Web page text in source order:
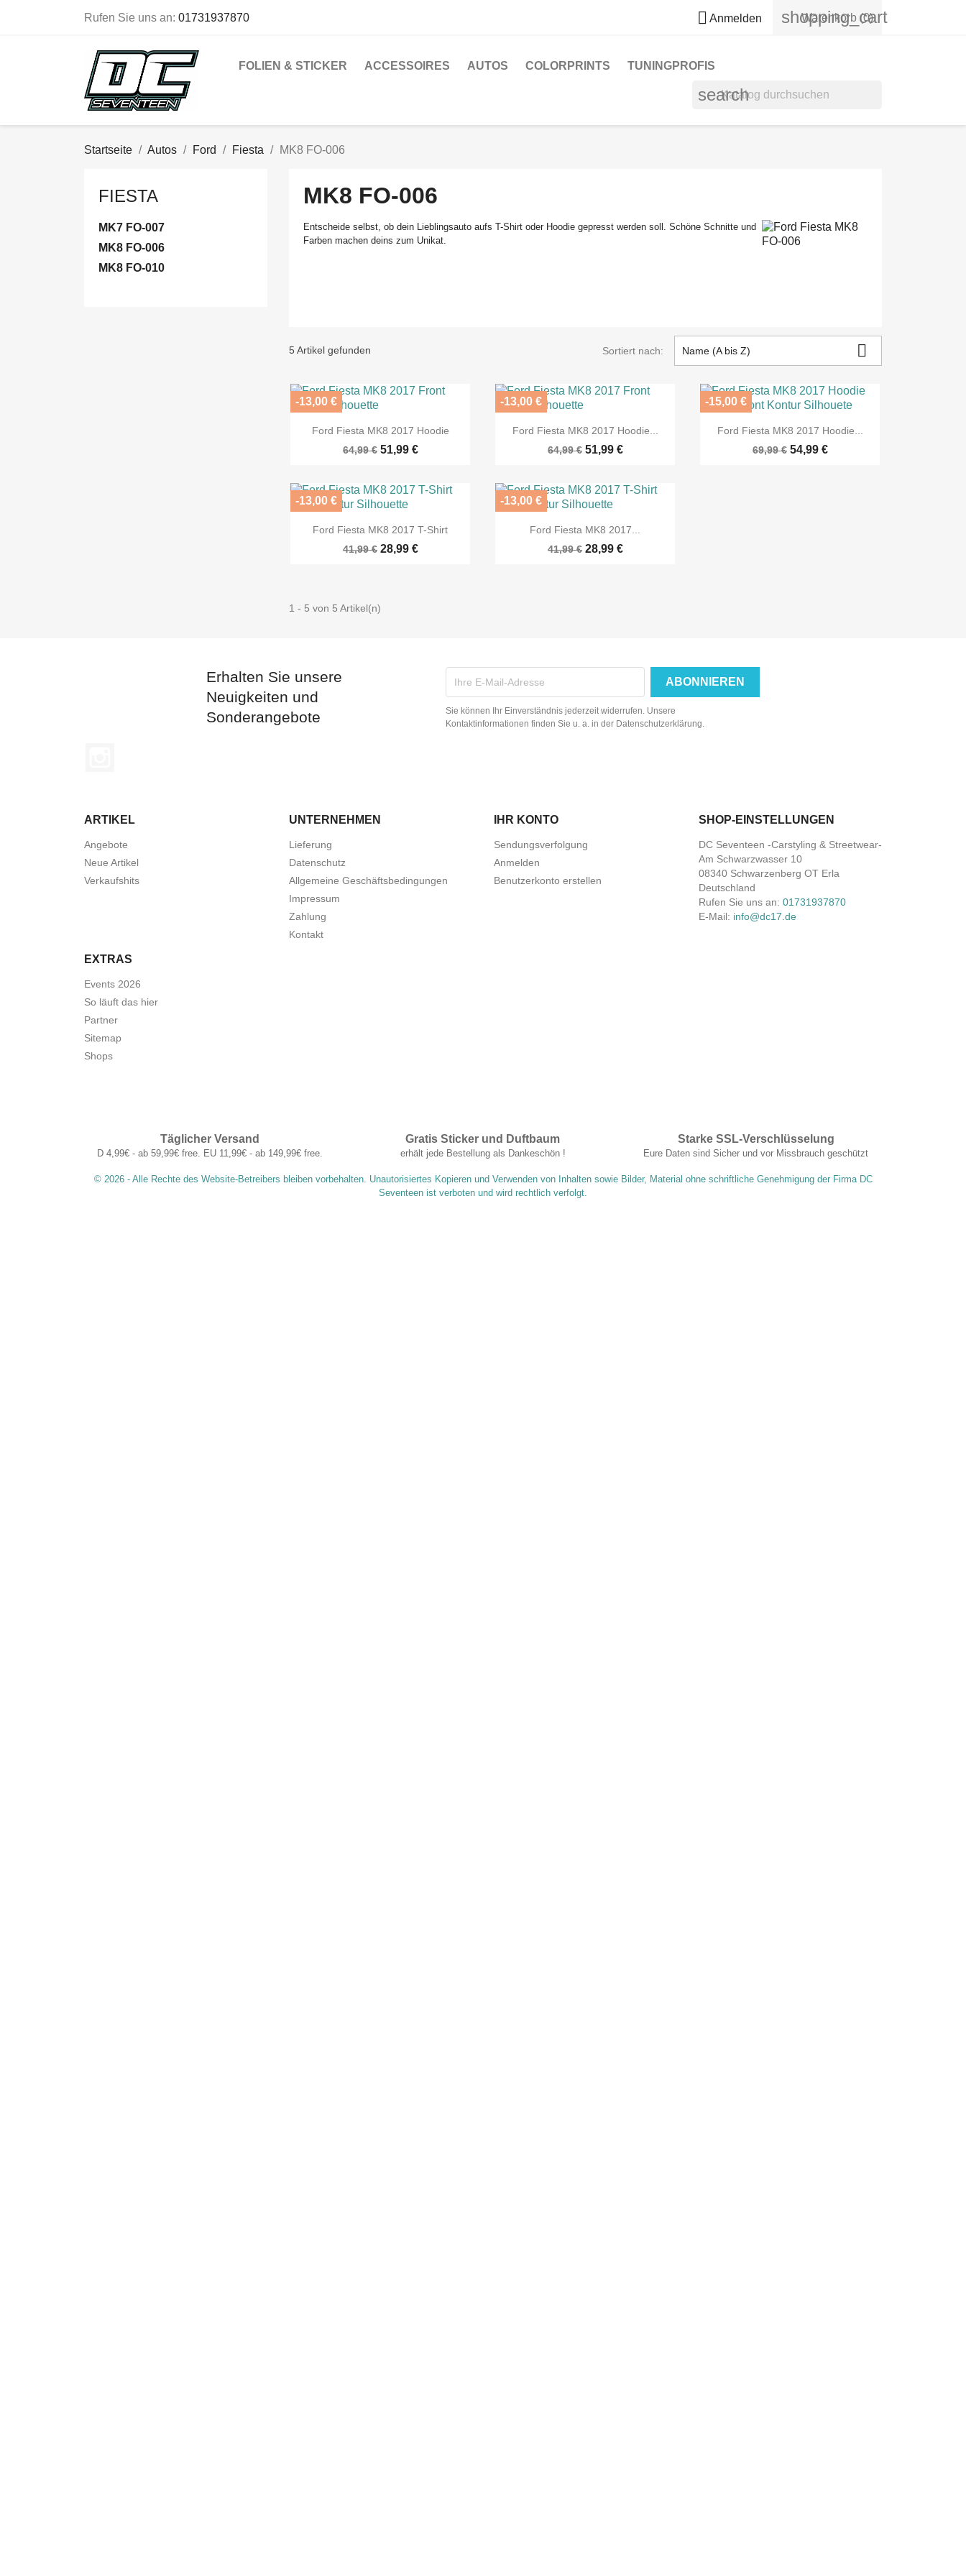
Rufen Sie uns an: 01731937870  Anmelden shopping_cart
Warenkorb (0)
FOLIEN & STICKER ACCESSOIRES AUTOS COLORPRINTS TUNINGPROFIS
search
Startseite Autos Ford Fiesta MK8 FO-006
FIESTA
MK7 FO-007
MK8 FO-006
MK8 FO-010
MK8 FO-006
Entscheide selbst, ob dein Lieblingsauto aufs T-Shirt oder Hoodie gepresst werden soll. Schöne Schnitte und
Farben machen deins zum Unikat.
5 Artikel gefunden Sortiert nach: Name (A bis Z) 
 Vorschau
Ford Fiesta MK8 2017 Hoodie
64,99 € 51,99 €
-13,00 €
 Vorschau
Ford Fiesta MK8 2017 Hoodie...
64,99 € 51,99 €
-13,00 €
 Vorschau
Ford Fiesta MK8 2017 Hoodie...
69,99 € 54,99 €
-15,00 €
 Vorschau
Ford Fiesta MK8 2017 T-Shirt
41,99 € 28,99 €
-13,00 €
 Vorschau
Ford Fiesta MK8 2017...
41,99 € 28,99 €
-13,00 €
1 - 5 von 5 Artikel(n)
Erhalten Sie unsere
Neuigkeiten und
Sonderangebote
Sie können Ihr Einverständnis jederzeit widerrufen. Unsere
Kontaktinformationen finden Sie u. a. in der Datenschutzerklärung.
ARTIKEL
Angebote
Neue Artikel
Verkaufshits
UNTERNEHMEN
Lieferung
Datenschutz
Allgemeine Geschäftsbedingungen
Impressum
Zahlung
Kontakt
EXTRAS
Events 2026
So läuft das hier
Partner
Sitemap
Shops
IHR KONTO
Sendungsverfolgung
Anmelden
Benutzerkonto erstellen
SHOP-EINSTELLUNGEN
DC Seventeen -Carstyling & Streetwear-
Am Schwarzwasser 10
08340 Schwarzenberg OT Erla
Deutschland
Rufen Sie uns an: 01731937870
E-Mail: info@dc17.de
Täglicher Versand
D 4,99€ - ab 59,99€ free. EU 11,99€ - ab 149,99€ free.
Gratis Sticker und Duftbaum
erhält jede Bestellung als Dankeschön !
Starke SSL-Verschlüsselung
Eure Daten sind Sicher und vor Missbrauch geschützt
© 2026 - Alle Rechte des Website-Betreibers bleiben vorbehalten. Unautorisiertes Kopieren und Verwenden von Inhalten sowie Bilder, Material ohne schriftliche Genehmigung der Firma DC
Seventeen ist verboten und wird rechtlich verfolgt.